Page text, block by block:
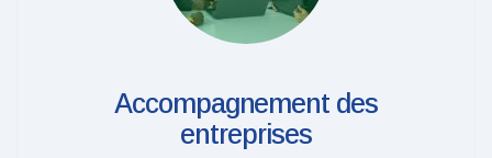
Accompagnement des
entreprises